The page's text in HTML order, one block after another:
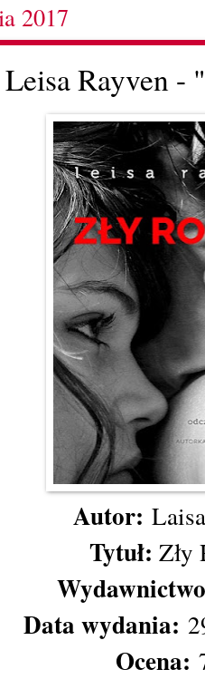
2017
Leisa Rayven -
Autor:
Tytuł: Zły
Data wydania:
Ocena: